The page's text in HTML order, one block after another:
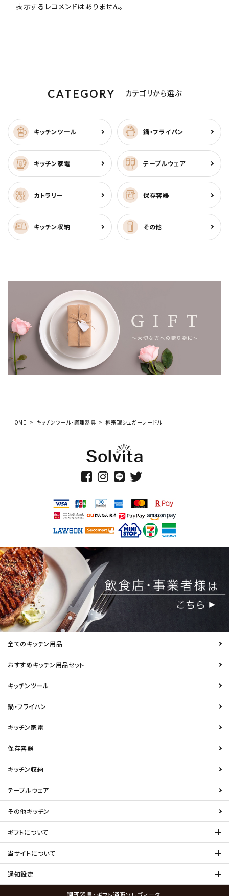
表示するレコメンドはありません。
CATEGORY カテゴリから選ぶ
キッチンツール 鍋・フライパン
キッチン家電 テーブルウェア
カトラリー 保存容器
キッチン収納 その他
HOME キッチンツール・調理器具 柳宗理シュガーレードル
全てのキッチン用品
おすすめキッチン用品セット
キッチンツール
鍋・フライパン
キッチン家電
保存容器
キッチン収納
テーブルウェア
その他キッチン
ギフトについて
当サイトについて
通知設定